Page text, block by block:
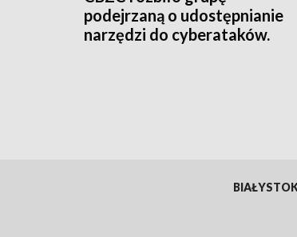
podejrzaną o udostępnianie
narzędzi do cyberataków.